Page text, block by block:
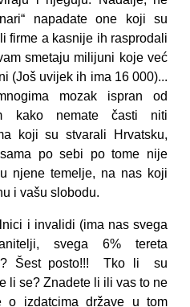
napadate one koji su
firme a kasnije ih rasprodali
smetaju milijuni koje već
(Još uvijek ih ima 16 000)...
mozak ispran od
kako nemate časti niti
koji su stvarali Hrvatsku,
po sebi po tome nije
njene temelje, na nas koji
i vašu slobodu.
i invalidi (ima nas svega
svega 6% tereta
Šest posto!!! Tko li su
li se? Znadete li ili vas to ne
o izdatcima države u tom